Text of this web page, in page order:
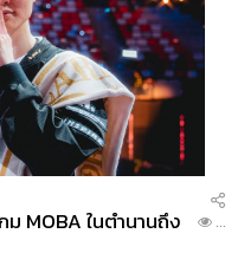
MOBA ในตำนานถึง
...